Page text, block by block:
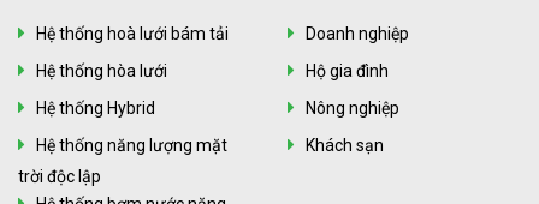
Hệ thống hoà lưới bám tải
Hệ thống hòa lưới
Hệ thống Hybrid
Hệ thống năng lượng mặt
trời độc lập
Doanh nghiệp
Hộ gia đình
Nông nghiệp
Khách sạn